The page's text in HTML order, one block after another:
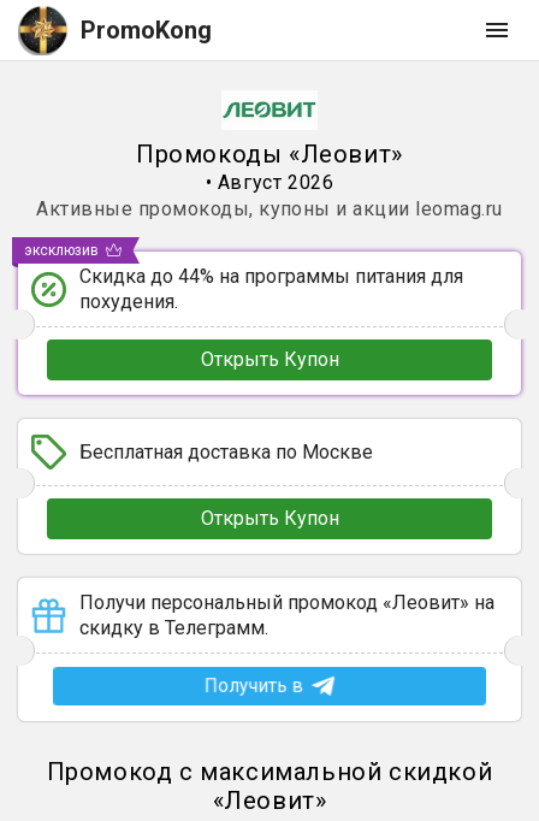
PromoKong
Промокоды «Леовит»
• Август 2026
Активные промокоды, купоны и акции leomag.ru
Скидка до 44% на программы питания для
похудения.
Открыть Купон
эксклюзив
Бесплатная доставка по Москве
Открыть Купон
Получи персональный промокод «Леовит» на
скидку в Телеграмм.
Получить в
Промокод с максимальной скидкой
«Леовит»